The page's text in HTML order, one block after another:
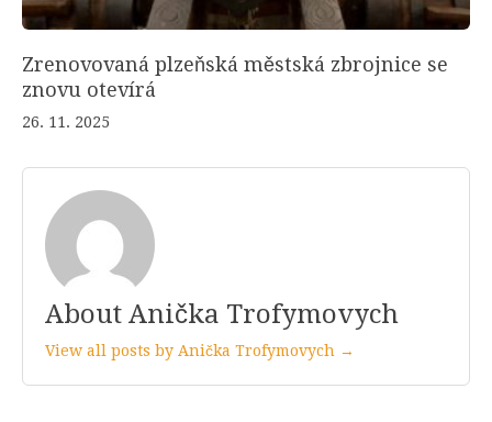
Zrenovovaná plzeňská městská zbrojnice se
znovu otevírá
26. 11. 2025
About Anička Trofymovych
View all posts by Anička Trofymovych →